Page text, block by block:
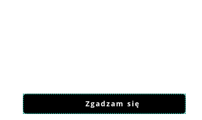
Zgadzam się